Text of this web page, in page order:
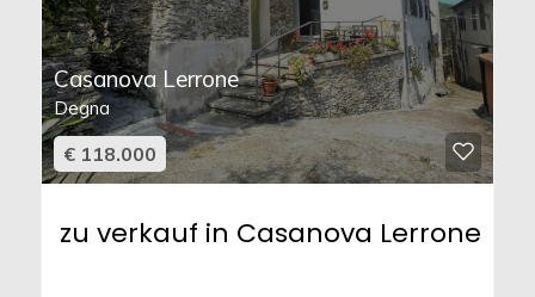
Casanova Lerrone
Degna
€ 118.000
zu verkauf in Casanova Lerrone